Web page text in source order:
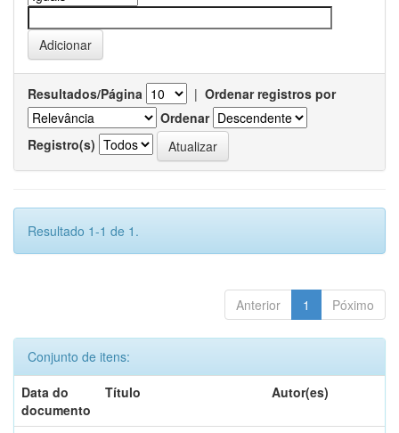
Resultados/Página | Ordenar registros por
Ordenar
Registro(s)
Resultado 1-1 de 1.
Anterior 1 Póximo
Conjunto de itens:
Data do
documento
Título Autor(es)